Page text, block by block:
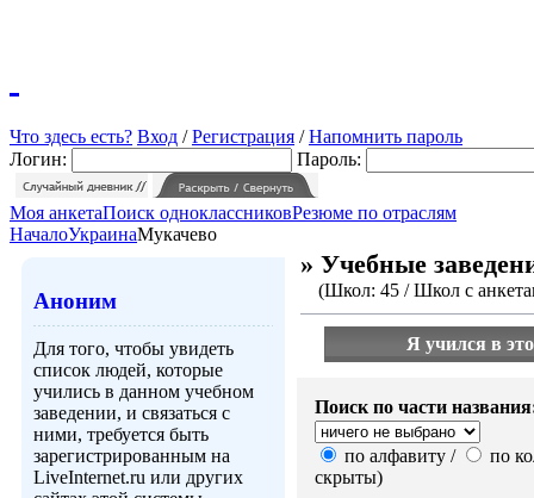
Что здесь есть? Вход /Регистрация /Напомнить пароль
Логин:
Пароль:
Моя анкетаПоиск одноклассниковРезюме по отраслям
НачалоУкраинаМукачево
Аноним
Для того, чтобы увидеть
список людей, которые
учились в данном учебном
заведении, и связаться с
ними, требуется быть
зарегистрированным на
LiveInternet.ru или других
» Учебные
(Школ: 45 / Школ с
Я учился в
Поиск по части
по алфавиту /
по
скрыты)